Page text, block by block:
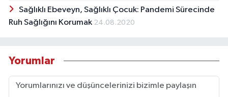
Sağlıklı Ebeveyn, Sağlıklı Çocuk: Pandemi Sürecinde
Ruh Sağlığını Korumak 24.08.2020
Yorumlar